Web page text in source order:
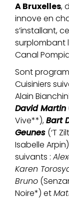
A Bruxelles,
innove en
s’installant,
surplombant
Canal
Sont
Cuisiniers
Alain
David Martin
Vive**),Bart
Geunes (‘T
Isabelle
suivants :
Karen
Bruno
Noire*) et